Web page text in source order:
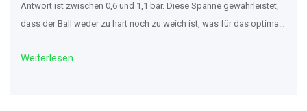
Antwort ist zwischen 0,6 und 1,1 bar. Diese Spanne gewährleistet,
dass der Ball weder zu hart noch zu weich ist, was für das optimale
regelmäßig den Luftdruck zu überprüfen, um die beste Leistung
Weiterlesen